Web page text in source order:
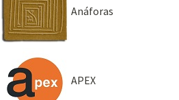
Anáforas
APEX